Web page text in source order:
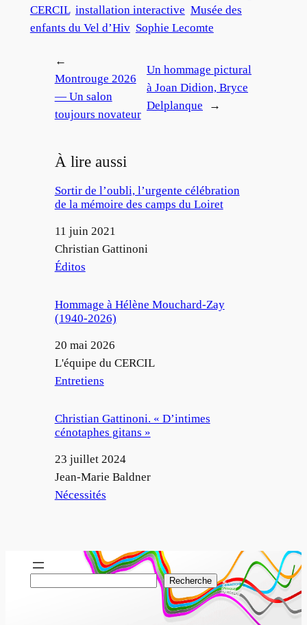
CERCIL installation interactive Musée des
enfants du Vel d’Hiv Sophie Lecomte
←
Montrouge 2026
— Un salon
toujours novateur
Un hommage pictural
à Joan Didion, Bryce
Delplanque
→
À lire aussi
Sortir de l’oubli, l’urgente célébration
de la mémoire des camps du Loiret
Date
11 juin 2021
Auteur
Christian Gattinoni
Par rapport à
Éditos
Hommage à Hélène Mouchard-Zay
(1940-2026)
Date
20 mai 2026
Auteur
L'équipe du CERCIL
Par rapport à
Entretiens
Christian Gattinoni. « D’intimes
cénotaphes gitans »
Date
23 juillet 2024
Auteur
Jean-Marie Baldner
Par rapport à
Nécessités
Recherche